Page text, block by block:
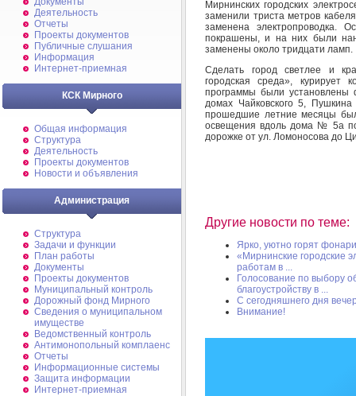
Деятельность
Отчеты
Проекты документов
Публичные слушания
Информация
Интернет-приемная
КСК Мирного
Общая информация
Структура
Деятельность
Проекты документов
Новости и объявления
Администрация
Структура
Задачи и функции
План работы
Документы
Проекты документов
Муниципальный контроль
Дорожный фонд Мирного
Cведения о муниципальном
имуществе
Ведомственный контроль
Антимонопольный комплаенс
Отчеты
Информационные системы
Защита информации
Интернет-приемная
Мирнинских городских
заменили триста метров
заменена электропроводка.
покрашены, и на них были
заменены около тридцати ламп.
Сделать город светлее и
городская среда», курирует
программы были установлены
домах Чайковского 5,
прошедшие летние месяцы
освещения вдоль дома № 5а
дорожке от ул. Ломоносова до
Другие новости по теме:
Ярко, уютно горят фонари
«Мирнинские городские
работам в ...
Голосование по выбору
благоустройству в ...
С сегодняшнего дня
Внимание!